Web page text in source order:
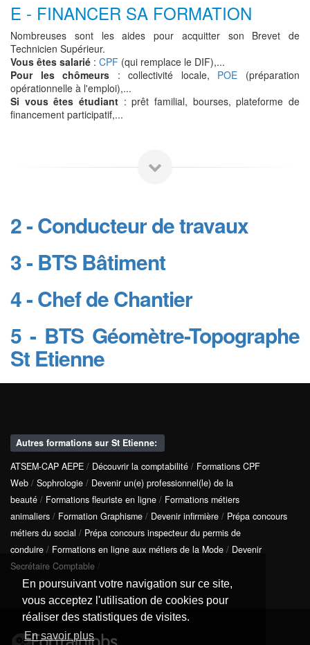
En poursuivant votre navigation sur ce site,
vous acceptez l'utilisation de cookies pour
réaliser des statistiques de visites.
En savoir plus
E - FINANCER SA FORMATION
Nombreuses sont les aides pour acquitter son Brevet de
Technicien Supérieur.
Vous êtes salarié : CPF (qui remplace le DIF),...
Pour les chômeurs : collectivité locale, POE (préparation
opérationnelle à l'emploi),...
Si vous êtes étudiant : prêt familial, bourses, plateforme de
financement participatif,...
2 - Conducteur de travaux
3 - BTS Bâtiment
4 - Chef de Chantier
5 - BTS Géomètre-Topographe
St Etienne
Autres formations sur St Etienne:
ATSEM-CAP AEPE / Découvrir la comptabilité / Formations CPF
Web / Sophrologie / Devenir un(e) professionnel(le) de la
beauté / Formations fleuriste en ligne / Formations métiers
animaliers / Formation Graphisme / Devenir infirmière / Prépa concours
métiers du social / Prépa concours inspecteur du permis de
conduire / Formations en ligne aux métiers de la Mode / Devenir
Secrétaire Comptable /